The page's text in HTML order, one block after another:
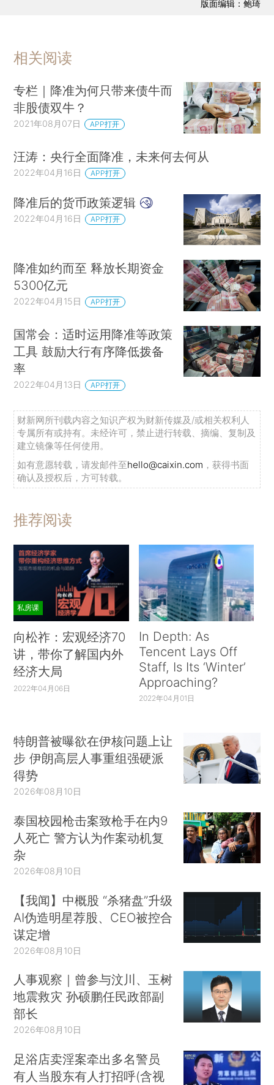
版面编辑：鲍琦
相关阅读
专栏｜降准为何只带来债牛而
非股债双牛？
2021年08月07日 APP打开
汪涛：央行全面降准，未来何去何从
2022年04月16日 APP打开
降准后的货币政策逻辑
2022年04月16日 APP打开
降准如约而至 释放长期资金
5300亿元
2022年04月15日 APP打开
国常会：适时运用降准等政策
工具 鼓励大行有序降低拨备
率
2022年04月13日 APP打开
财新网所刊载内容之知识产权为财新传媒及/或相关权利人
专属所有或持有。未经许可，禁止进行转载、摘编、复制及
建立镜像等任何使用。
如有意愿转载，请发邮件至hello@caixin.com ，获得书面
确认及授权后，方可转载。
推荐阅读
私房课
向松祚：宏观经济70
讲，带你了解国内外
经济大局
2022年04月06日
In Depth: As
Tencent Lays Off
Staff, Is Its ‘Winter’
Approaching?
2022年04月01日
特朗普被曝欲在伊核问题上让
步 伊朗高层人事重组强硬派
得势
2026年08月10日
泰国校园枪击案致枪手在内9
人死亡 警方认为作案动机复
杂
2026年08月10日
【我闻】中概股 “杀猪盘”升级
AI伪造明星荐股、CEO被控合
谋定增
2026年08月10日
人事观察｜曾参与汶川、玉树
地震救灾 孙硕鹏任民政部副
部长
2026年08月10日
足浴店卖淫案牵出多名警员
有人当股东有人打招呼(含视